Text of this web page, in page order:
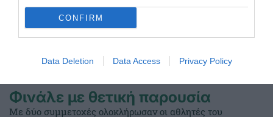
CONFIRM
Data Deletion Data Access Privacy Policy
Φινάλε με θετική παρουσία
Με δύο συμμετοχές ολοκλήρωσαν οι αθλητές του